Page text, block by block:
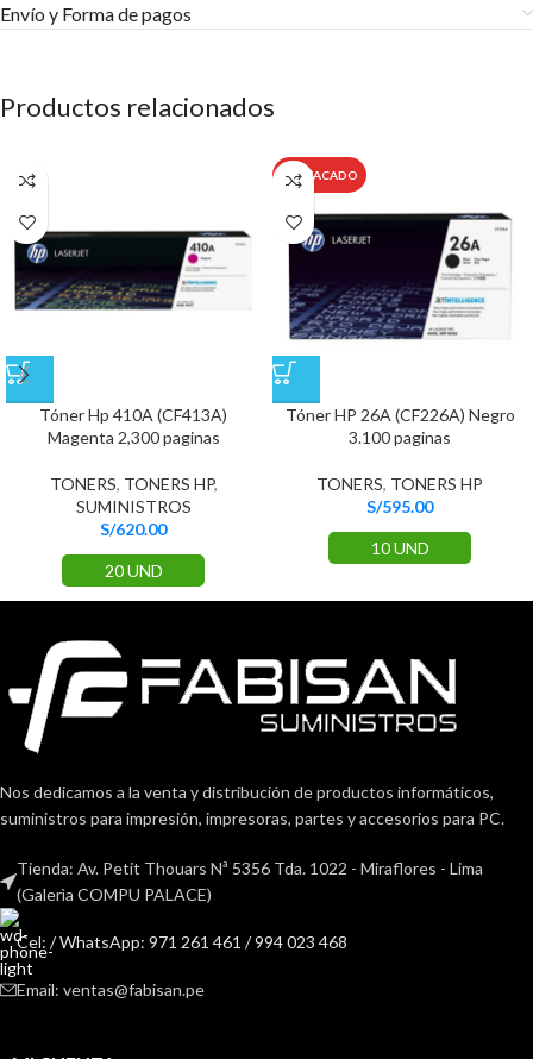
Envío y Forma de pagos​
Productos relacionados
Tóner Hp 410A (CF413A)
Magenta 2,300 paginas
TONERS, TONERS HP,
SUMINISTROS
S/620.00
20 UND
DESTACADO
Tóner HP 26A (CF226A) Negro
3.100 paginas
TONERS, TONERS HP
S/595.00
10 UND
Nos dedicamos a la venta y distribución de productos informáticos,
suministros para impresión, impresoras, partes y accesorios para PC.
Tienda: Av. Petit Thouars Nª 5356 Tda. 1022 - Miraflores - Lima
(Galerìa COMPU PALACE)
Cel: / WhatsApp: 971 261 461 / 994 023 468
Email: ventas@fabisan.pe